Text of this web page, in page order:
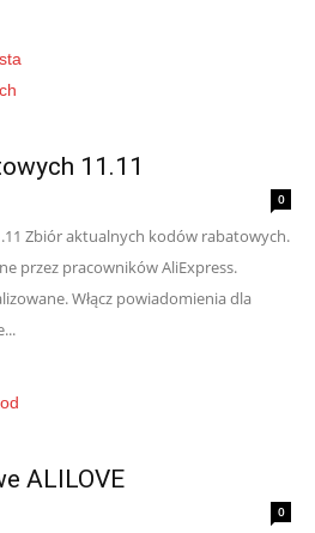
11.11
0
Zbiór aktualnych kodów rabatowych.
przez pracowników AliExpress.
Włącz powiadomienia dla
ALILOVE
0